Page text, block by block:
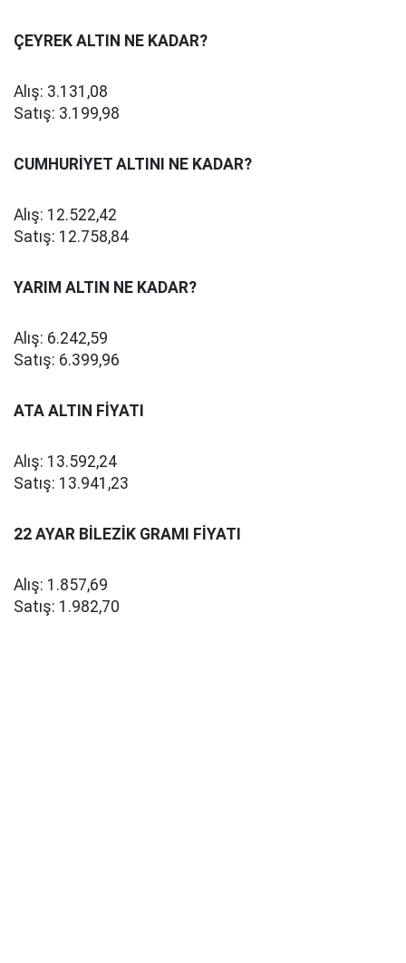
ÇEYREK ALTIN NE KADAR?
Alış: 3.131,08
Satış: 3.199,98
CUMHURİYET ALTINI NE KADAR?
Alış: 12.522,42
Satış: 12.758,84
YARIM ALTIN NE KADAR?
Alış: 6.242,59
Satış: 6.399,96
ATA ALTIN FİYATI
Alış: 13.592,24
Satış: 13.941,23
22 AYAR BİLEZİK GRAMI FİYATI
Alış: 1.857,69
Satış: 1.982,70